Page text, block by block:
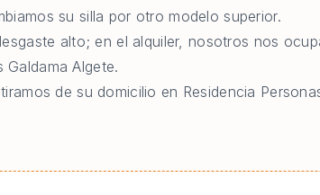
su silla por otro modelo superior.
alto; en el alquiler, nosotros nos
Algete.
de su domicilio en Residencia